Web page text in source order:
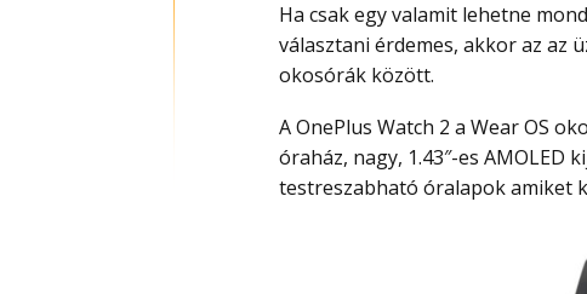
Ha csak egy valamit lehetne
választani érdemes, akkor az az
okosórák között.
A OnePlus Watch 2 a Wear OS okosórák felső ligájában játszik: prémium, acél
óraház, nagy, 1.43″-es
testreszabható óralapok amiket